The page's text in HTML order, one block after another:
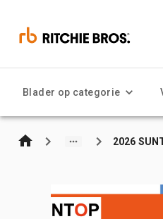
Blader op categorie
2026